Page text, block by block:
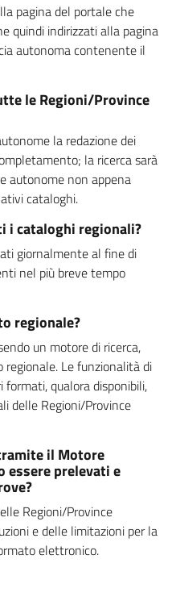
pagina del portale che
quindi indirizzati alla pagina
autonoma contenente il
le Regioni/Province
la redazione dei
la ricerca sarà
autonome non appena
cataloghi.
i cataloghi regionali?
giornalmente al fine di
nel più breve tempo
regionale?
un motore di ricerca,
Le funzionalità di
qualora disponibili,
delle Regioni/Province
il Motore
essere prelevati e
Regioni/Province
e delle limitazioni per la
elettronico.